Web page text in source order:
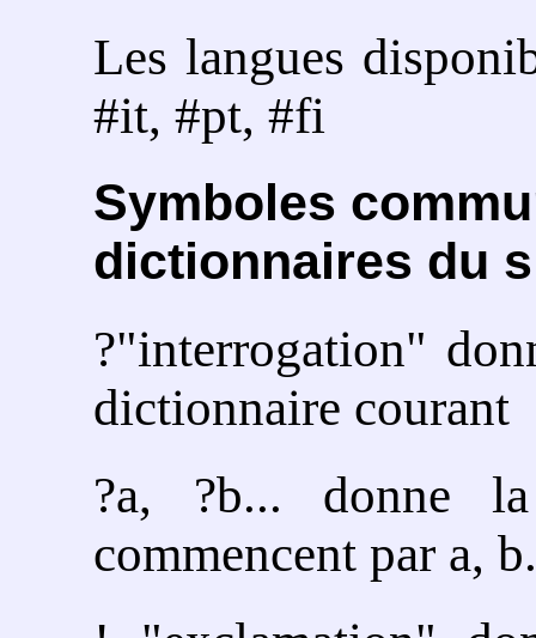
Les langues
#it, #pt, #fi
Symboles
dictionnaires du
?"interrogation"
dictionnaire courant
?a, ?b... donne
commencent par a,